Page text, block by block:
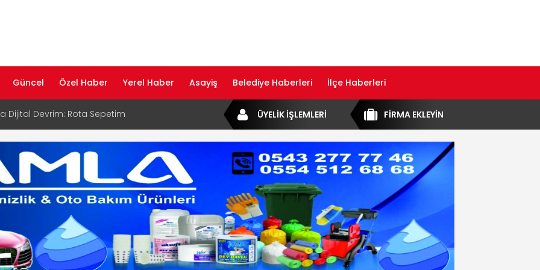
Güncel Özel Haber Yerel Haber Asayiş Belediye Haberleri İlçe Haberleri
Dijital Devrim: Rota Sepetim
Bölge Müdürü Makam Koltuğunu
Rehberi ile Google ve Yapay Zeka
Öne Çıkın
Rehberi Hizmete Girdi
Yayın Hayatına Başladı | Hızlı ve Akıllı
FİRMA EKLEYİN
ÜYELİK İŞLEMLERİ